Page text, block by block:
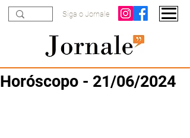
Siga o Jornale
Horóscopo - 21/06/2024